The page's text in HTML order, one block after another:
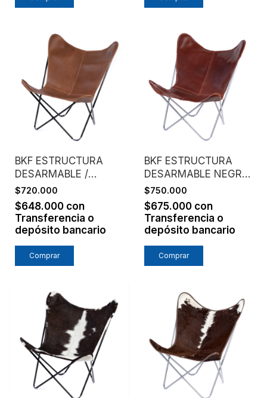
BKF ESTRUCTURA
DESARMABLE /
ASIENTO CUERO
ENGRASADO /
TOSTADO
$720.000
$648.000 con
Transferencia o
depósito bancario
BKF ESTRUCTURA
DESARMABLE NEGRA
/ ASIENTO CUERO
ENGRASADO / TINTO
$750.000
$675.000 con
Transferencia o
depósito bancario